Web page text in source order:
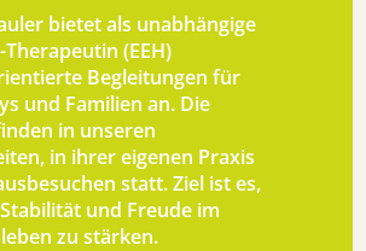
bietet als unabhängige
(EEH)
Begleitungen für
und Familien an. Die
in unseren
in ihrer eigenen Praxis
statt. Ziel ist es,
und Freude im
zu stärken.